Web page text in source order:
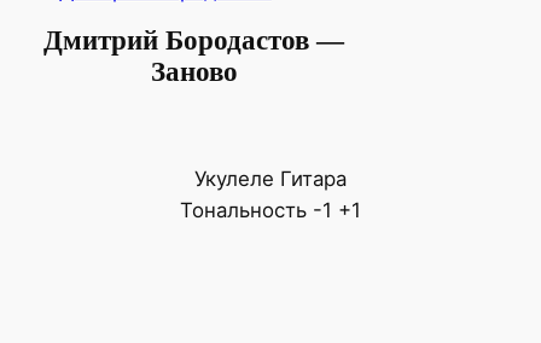
Дмитрий Бородастов —
Заново
Укулеле Гитара
Тональность -1 +1